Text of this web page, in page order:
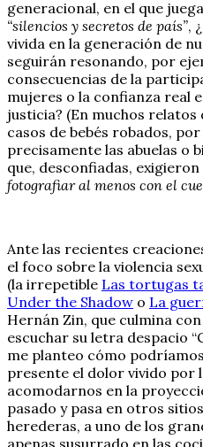
generacional, en el que
“silencios y secretos de país”,
vivida en la generación de
seguirán resonando, por
consecuencias de la
mujeres o la confianza real
justicia? (En muchos
casos de bebés robados,
precisamente las abuelas o
que, desconfiadas,
fotografiar al menos con el
Ante las recientes
el foco sobre la violencia
(la irrepetible Las tortugas
Under the Shadow o La
Hernán Zin, que culmina
escuchar su letra despacio
me planteo cómo
presente el dolor vivido por
acomodarnos en la
pasado y pasa en otros
herederas, a uno de los